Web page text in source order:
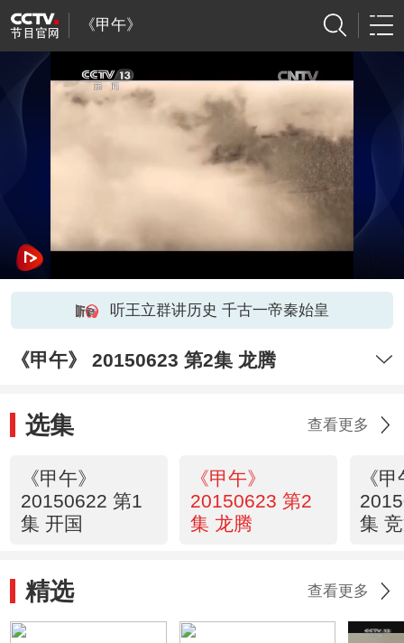
《甲午》
听王立群讲历史 千古一帝秦始皇
《甲午》 20150623 第2集 龙腾
选集 查看更多
《甲午》
20150622 第1
集 开国
《甲午》
20150623 第2
集 龙腾
《
集
精选 查看更多